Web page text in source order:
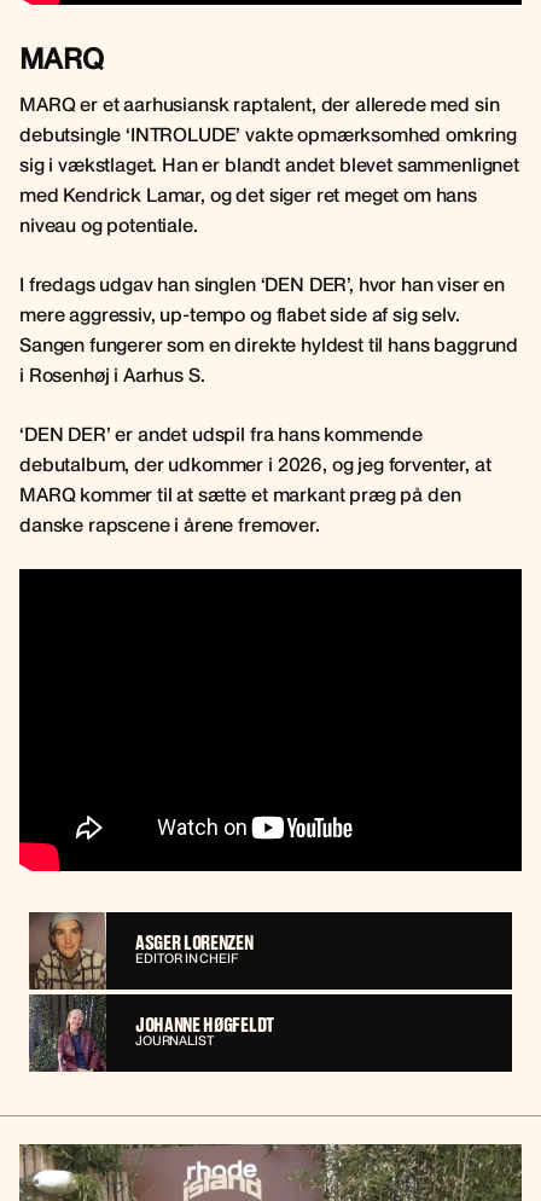
MARQ
MARQ er et aarhusiansk raptalent, der allerede med sin
debutsingle ‘INTROLUDE’ vakte opmærksomhed omkring
sig i vækstlaget. Han er blandt andet blevet sammenlignet
med Kendrick Lamar, og det siger ret meget om hans
niveau og potentiale.
I fredags udgav han singlen ‘DEN DER’, hvor han viser en
mere aggressiv, up-tempo og flabet side af sig selv.
Sangen fungerer som en direkte hyldest til hans baggrund
i Rosenhøj i Aarhus S.
‘DEN DER’ er andet udspil fra hans kommende
debutalbum, der udkommer i 2026, og jeg forventer, at
MARQ kommer til at sætte et markant præg på den
danske rapscene i årene fremover.
ASGER LORENZEN
EDITOR IN CHEIF
JOHANNE HØGFELDT
JOURNALIST